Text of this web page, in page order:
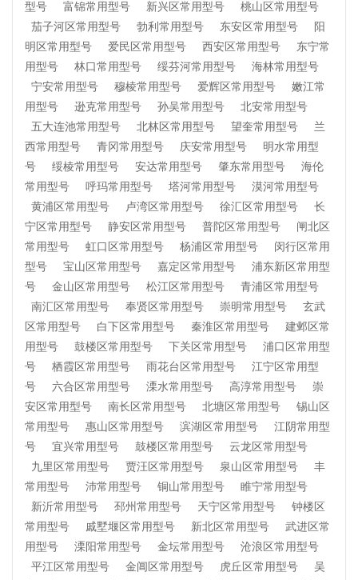
型号
富锦常用型号 新兴区常用型号
桃山区常用型号
茄子河区常用型号
勃利常用型号 东安区常用型号
阳
明区常用型号
爱民区常用型号 西安区常用型号
东宁常
用型号
林口常用型号 绥芬河常用型号
海林常用型号
宁安常用型号
穆棱常用型号 爱辉区常用型号
嫩江常
用型号
逊克常用型号 孙吴常用型号
北安常用型号
五大连池常用型号
北林区常用型号 望奎常用型号
兰
西常用型号
青冈常用型号 庆安常用型号
明水常用型
号
绥棱常用型号 安达常用型号 肇东常用型号
海伦
常用型号
呼玛常用型号 塔河常用型号
漠河常用型号
黄浦区常用型号
卢湾区常用型号 徐汇区常用型号
长
宁区常用型号
静安区常用型号 普陀区常用型号
闸北区
常用型号
虹口区常用型号 杨浦区常用型号
闵行区常用
型号
宝山区常用型号 嘉定区常用型号
浦东新区常用型
号
金山区常用型号 松江区常用型号
青浦区常用型号
南汇区常用型号
奉贤区常用型号 崇明常用型号
玄武
区常用型号
白下区常用型号 秦淮区常用型号
建邺区常
用型号
鼓楼区常用型号 下关区常用型号
浦口区常用型
号
栖霞区常用型号 雨花台区常用型号
江宁区常用型
号
六合区常用型号 溧水常用型号 高淳常用型号
崇
安区常用型号
南长区常用型号 北塘区常用型号
锡山区
常用型号
惠山区常用型号 滨湖区常用型号
江阴常用型
号
宜兴常用型号 鼓楼区常用型号
云龙区常用型号
九里区常用型号
贾汪区常用型号 泉山区常用型号
丰
常用型号
沛常用型号 铜山常用型号
睢宁常用型号
新沂常用型号
邳州常用型号 天宁区常用型号
钟楼区
常用型号
戚墅堰区常用型号 新北区常用型号
武进区常
用型号
溧阳常用型号 金坛常用型号
沧浪区常用型号
平江区常用型号
金阊区常用型号 虎丘区常用型号
吴